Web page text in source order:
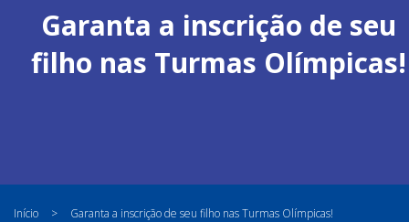
Garanta a inscrição de seu
filho nas Turmas Olímpicas!
Início > Garanta a inscrição de seu filho nas Turmas Olímpicas!